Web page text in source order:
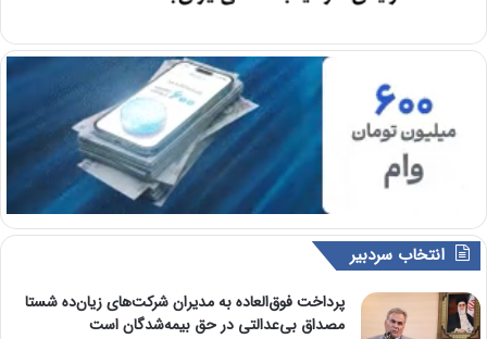
انتخاب سردبیر
پرداخت فوق‌العاده به مدیران شرکت‌های زیان‌ده شستا
مصداق بی‌عدالتی در حق بیمه‌شدگان است